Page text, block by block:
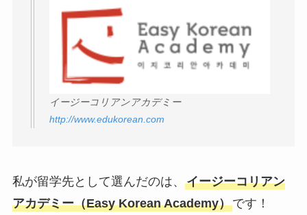
イージーコリアンアカデミー
http://www.edukorean.com
私が留学先として選んだのは、 イージーコリアン
アカデミー（Easy Korean Academy）です！